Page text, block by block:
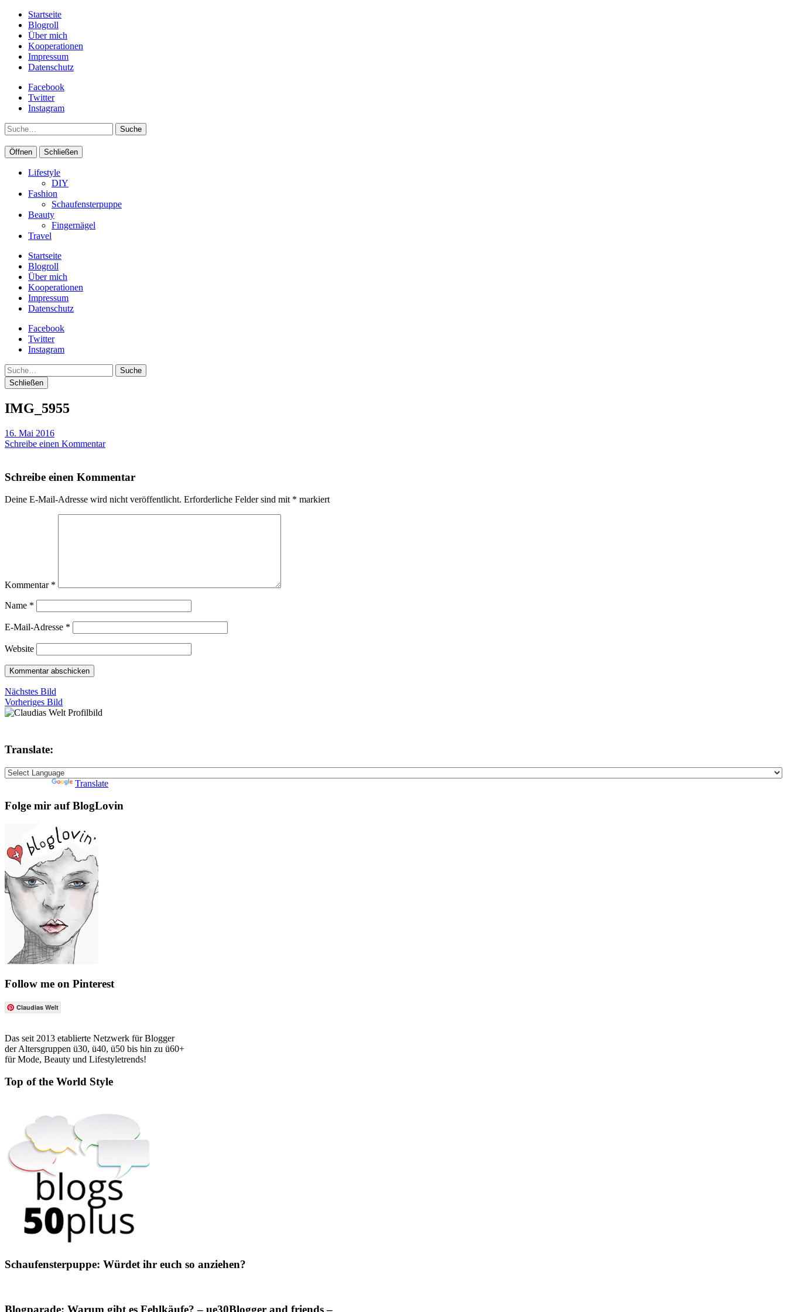
Startseite
Blogroll
Über mich
Kooperationen
Impressum
Datenschutz
Facebook
Twitter
Instagram
Suche
Öffnen Schließen
Lifestyle
DIY
Fashion
Schaufensterpuppe
Beauty
Fingernägel
Travel
Startseite
Blogroll
Über mich
Kooperationen
Impressum
Datenschutz
Facebook
Twitter
Instagram
Suche
Schließen
IMG_5955
16. Mai 2016
Schreibe einen Kommentar
Schreibe einen Kommentar
Deine E-Mail-Adresse wird nicht veröffentlicht. Erforderliche Felder sind mit * markiert
Kommentar *
Name *
E-Mail-Adresse *
Website
Nächstes Bild
Vorheriges Bild
Translate:
Translate
Folge mir auf BlogLovin
Follow me on Pinterest
Claudias Welt
Das seit 2013 etablierte Netzwerk für Blogger
der Altersgruppen ü30, ü40, ü50 bis hin zu ü60+
für Mode, Beauty und Lifestyletrends!
Top of the World Style
Schaufensterpuppe: Würdet ihr euch so anziehen?
Blogparade: Warum gibt es Fehlkäufe? – ue30Blogger and friends –